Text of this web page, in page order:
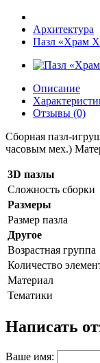
Архитектура
Пазл «Храм
Описание
Отзывы (0)
Сборная пазл-
часовым мех.)
3D пазлы
Сложность сборки
Размеры
Размер пазла
Другое
Возрастная группа
Количество
Материал
Тематики
Написать
Ваше имя: